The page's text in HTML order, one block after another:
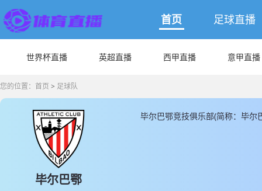
首页 足球直播
世界杯直播 英超直播 西甲直播 意甲直播
您的位置： 首页 > 足球队
毕尔巴鄂
毕尔巴鄂竞技俱乐部(简称：毕